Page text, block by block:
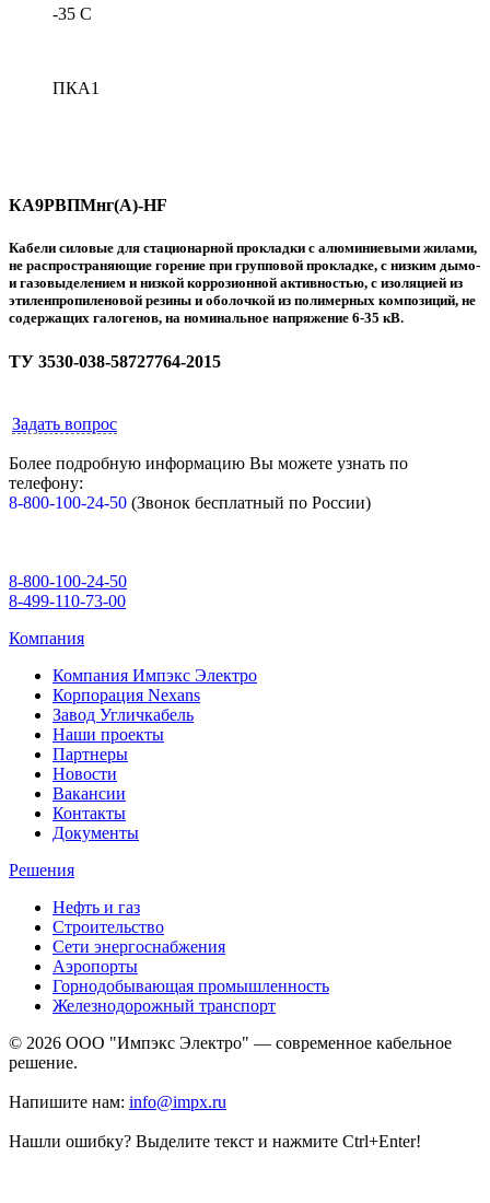
-35 С
ПКА1
КA9РВПМнг(А)-HF
Кабели силовые для стационарной прокладки с алюминиевыми жилами,
не распространяющие горение при групповой прокладке, с низким дымо-
и газовыделением и низкой коррозионной активностью, с изоляцией из
этиленпропиленовой резины и оболочкой из полимерных композиций, не
содержащих галогенов, на номинальное напряжение 6-35 кВ.
ТУ 3530-038-58727764-2015
Задать вопрос
Более подробную информацию Вы можете узнать по
телефону:
8-800-100-24-50 (Звонок бесплатный по России)
8-800-100-24-50
8-499-110-73-00
Компания
Компания Импэкс Электро
Корпорация Nexans
Завод Угличкабель
Наши проекты
Партнеры
Новости
Вакансии
Контакты
Документы
Решения
Нефть и газ
Строительство
Сети энергоснабжения
Аэропорты
Горнодобывающая промышленность
Железнодорожный транспорт
© 2026 ООО "Импэкс Электро" — современное кабельное
решение.
Напишите нам: info@impx.ru
Нашли ошибку? Выделите текст и нажмите Ctrl+Enter!